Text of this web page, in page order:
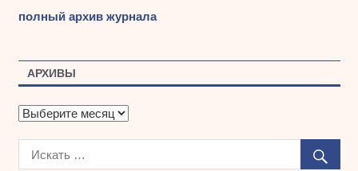
полный архив журнала
АРХИВЫ
А
х